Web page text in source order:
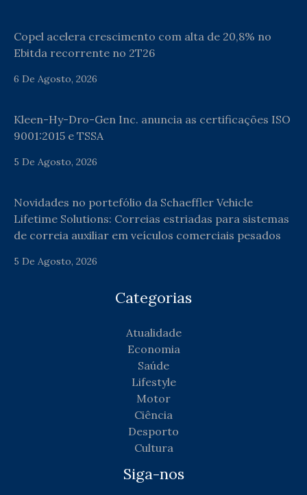
Copel acelera crescimento com alta de 20,8% no
Ebitda recorrente no 2T26
6 De Agosto, 2026
Kleen-Hy-Dro-Gen Inc. anuncia as certificações ISO
9001:2015 e TSSA
5 De Agosto, 2026
Novidades no portefólio da Schaeffler Vehicle
Lifetime Solutions: Correias estriadas para sistemas
de correia auxiliar em veículos comerciais pesados
5 De Agosto, 2026
Categorias
Atualidade
Economia
Saúde
Lifestyle
Motor
Ciência
Desporto
Cultura
Siga-nos